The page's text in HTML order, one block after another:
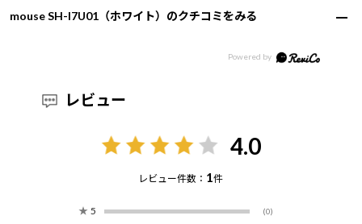
mouse SH-I7U01（ホワイト）のクチコミをみる
レビュー
4.0
レビュー件数： 1件
★ 5 (0)